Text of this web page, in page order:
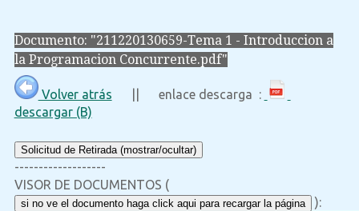
Documento: "211220130659-Tema 1 - Introduccion a
la Programacion Concurrente.pdf"
Volver atrás || enlace descarga :
descargar (B)
Solicitud de Retirada (mostrar/ocultar)
-------------------
VISOR DE DOCUMENTOS (
si no ve el documento haga click aqui para recargar la página ):